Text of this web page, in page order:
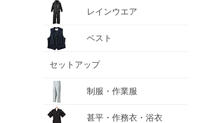
レインウエア
ベスト
セットアップ
制服・作業服
甚平・作務衣・浴衣